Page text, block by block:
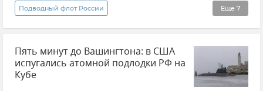
Еще 7
Подводный флот России
Министерство обороны РФ Северный флот
"Калибр" Вооруженные силы России
Ракетные войска
Пять минут до Вашингтона: в США
испугались атомной подлодки РФ на
Кубе